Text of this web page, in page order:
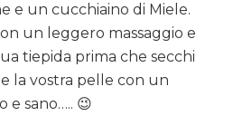
e un cucchiaino di Miele.
un leggero massaggio e
tiepida prima che secchi
la vostra pelle con un
e sano….. 😉